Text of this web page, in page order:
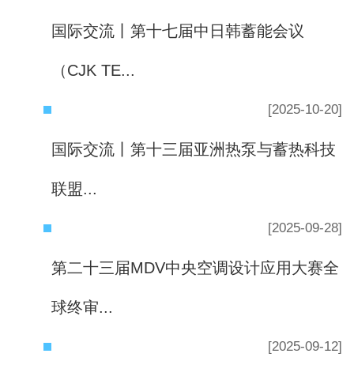
国际交流丨第十七届中日韩蓄能会议
（CJK TE...
[2025-10-20]
国际交流丨第十三届亚洲热泵与蓄热科技
联盟...
[2025-09-28]
第二十三届MDV中央空调设计应用大赛全
球终审...
[2025-09-12]